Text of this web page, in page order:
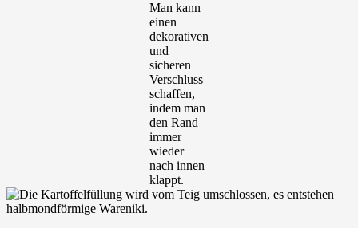
Man kann
einen
dekorativen
und
sicheren
Verschluss
schaffen,
indem man
den Rand
immer
wieder
nach innen
klappt.